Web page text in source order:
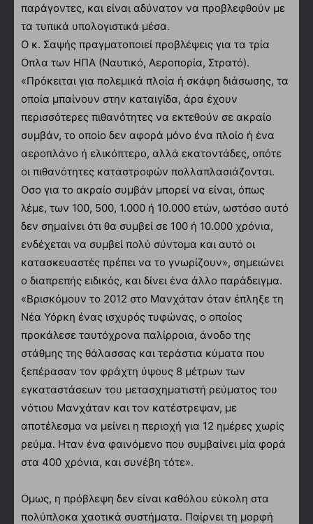
παράγοντες, και είναι αδύνατον να προβλεφθούν με
τα τυπικά υπολογιστικά μέσα.
Ο κ. Σαψής πραγματοποιεί προβλέψεις για τα τρία
Οπλα των ΗΠΑ (Ναυτικό, Αεροπορία, Στρατό).
«Πρόκειται για πολεμικά πλοία ή σκάφη διάσωσης, τα
οποία μπαίνουν στην καταιγίδα, άρα έχουν
περισσότερες πιθανότητες να εκτεθούν σε ακραίο
συμβάν, το οποίο δεν αφορά μόνο ένα πλοίο ή ένα
αεροπλάνο ή ελικόπτερο, αλλά εκατοντάδες, οπότε
οι πιθανότητες καταστροφών πολλαπλασιάζονται.
Οσο για το ακραίο συμβάν μπορεί να είναι, όπως
λέμε, των 100, 500, 1.000 ή 10.000 ετών, ωστόσο αυτό
δεν σημαίνει ότι θα συμβεί σε 100 ή 10.000 χρόνια,
ενδέχεται να συμβεί πολύ σύντομα και αυτό οι
κατασκευαστές πρέπει να το γνωρίζουν», σημειώνει
ο διαπρεπής ειδικός, και δίνει ένα άλλο παράδειγμα.
«Βρισκόμουν το 2012 στο Μανχάταν όταν έπληξε τη
Νέα Υόρκη ένας ισχυρός τυφώνας, ο οποίος
προκάλεσε ταυτόχρονα παλίρροια, άνοδο της
στάθμης της θάλασσας και τεράστια κύματα που
ξεπέρασαν τον φράχτη ύψους 8 μέτρων των
εγκαταστάσεων του μετασχηματιστή ρεύματος του
νότιου Μανχάταν και τον κατέστρεψαν, με
αποτέλεσμα να μείνει η περιοχή για 12 ημέρες χωρίς
ρεύμα. Ηταν ένα φαινόμενο που συμβαίνει μία φορά
στα 400 χρόνια, και συνέβη τότε».
Ομως, η πρόβλεψη δεν είναι καθόλου εύκολη στα
πολύπλοκα χαοτικά συστήματα. Παίρνει τη μορφή